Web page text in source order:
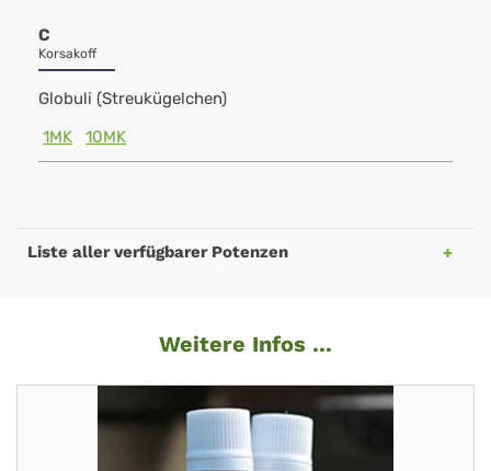
C
Korsakoff
Globuli (Streukügelchen)
1MK
10MK
Liste aller verfügbarer Potenzen
Weitere Infos ...